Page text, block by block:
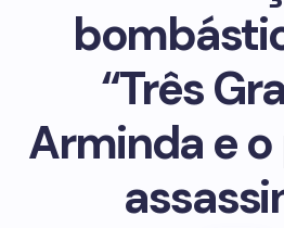
“Três
Arminda e